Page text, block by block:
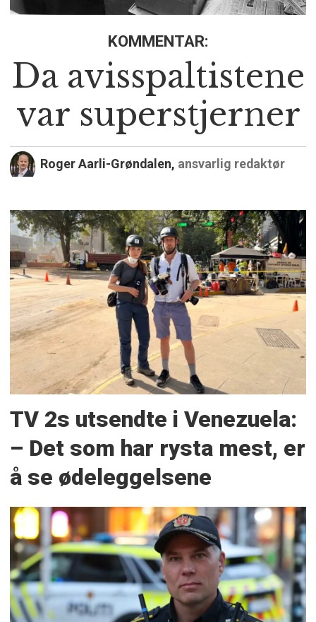
KOMMENTAR:
Da avisspaltistene
var superstjerner
Roger Aarli-Grøndalen, ansvarlig redaktør
TV 2s utsendte i Venezuela:
– Det som har rysta mest, er
å se ødeleggelsene